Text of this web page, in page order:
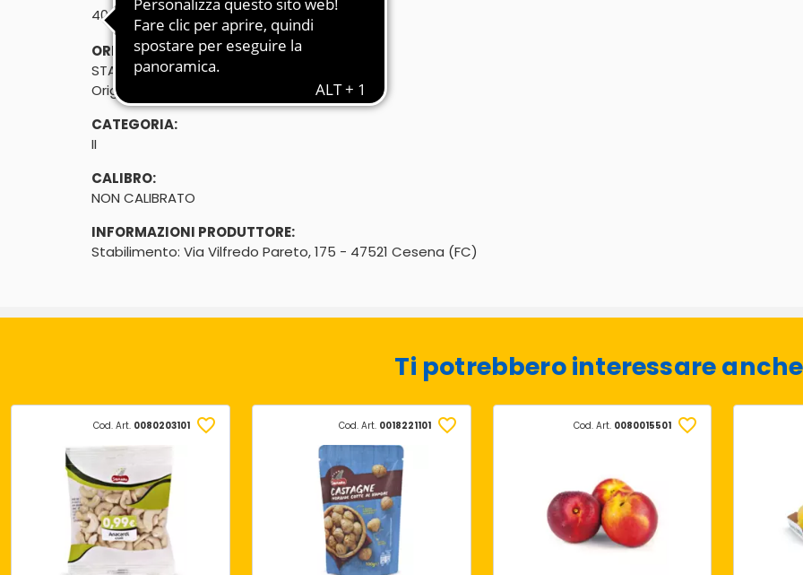
40g
ORIGINE:
STATI UNITI D'AMERIC
Origine: Cile
CATEGORIA:
II
CALIBRO:
NON CALIBRATO
INFORMAZIONI PRODUTTORE:
Stabilimento: Via Vilfredo Pareto, 175 - 47521 Cesena (FC)
Ti potrebbero interessare
Cod. Art. 0080203101 Cod. Art. 0018221101 Cod. Art. 0080015501